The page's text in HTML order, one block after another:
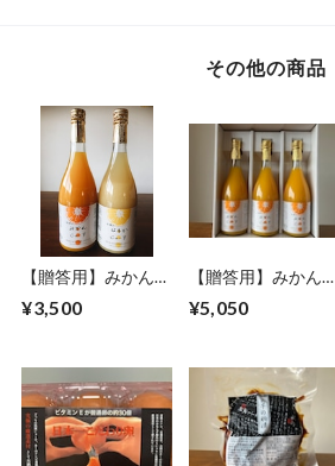
その他の商品
【贈答用】みかん・
セット 愛媛の無農
¥3,500
【贈答用】みかんジ
媛の無農薬栽培みか
¥5,050